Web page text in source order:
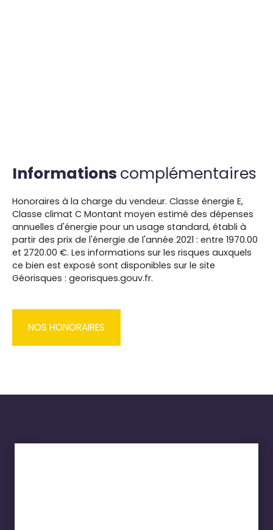
Informations complémentaires
Honoraires à la charge du vendeur. Classe énergie E,
Classe climat C Montant moyen estimé des dépenses
annuelles d'énergie pour un usage standard, établi à
partir des prix de l'énergie de l'année 2021 : entre 1970.00
et 2720.00 €. Les informations sur les risques auxquels
ce bien est exposé sont disponibles sur le site
Géorisques : georisques.gouv.fr.
NOS HONORAIRES